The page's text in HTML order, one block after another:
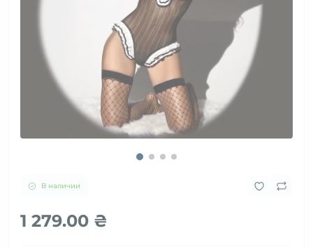
В наличии
1 279.00 ₴